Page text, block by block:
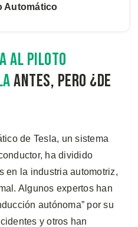
Automático
al piloto
antes, pero ¿de
de Tesla, un sistema
ha dividido
en la industria automotriz,
Algunos expertos han
autónoma” por su
y otros han